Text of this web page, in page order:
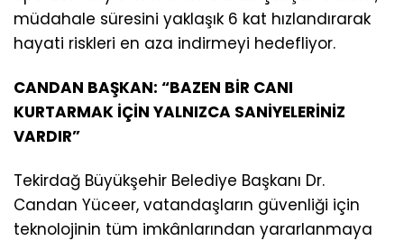
müdahale süresini yaklaşık 6 kat hızlandırarak
hayati riskleri en aza indirmeyi hedefliyor.
CANDAN BAŞKAN: “BAZEN BİR CANI
KURTARMAK İÇİN YALNIZCA SANİYELERİNİZ
VARDIR”
Tekirdağ Büyükşehir Belediye Başkanı Dr.
Candan Yüceer, vatandaşların güvenliği için
teknolojinin tüm imkânlarından yararlanmaya